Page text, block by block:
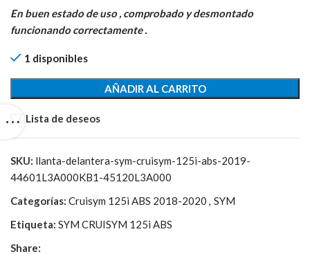
original
era:
actual
es:
En buen estado de uso , comprobado y desmontado
funcionando correctamente .
1 disponibles
AÑADIR AL CARRITO
Lista de deseos
SKU: llanta-delantera-sym-cruisym-125i-abs-2019-
44601L3A000KB1-45120L3A000
Categorías: Cruisym 125i ABS 2018-2020 , SYM
Etiqueta: SYM CRUISYM 125i ABS
Share: